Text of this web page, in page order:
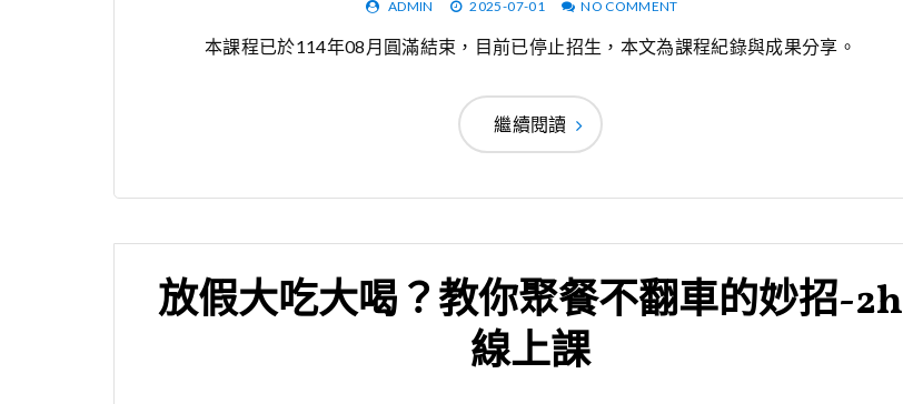
ADMIN 2025-07-01 NO COMMENT
本課程已於114年08月圓滿結束，目前已停止招生，本文為課程紀錄與成果分享。
繼續閱讀
放假大吃大喝？教你聚餐不翻車的妙招-2h
線上課